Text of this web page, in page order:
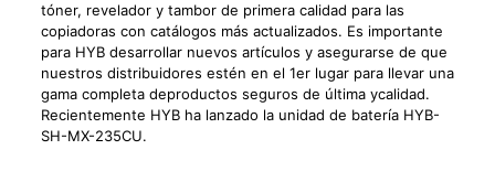
tóner, revelador y tambor de primera calidad para las
copiadoras con catálogos más actualizados. Es importante
para HYB desarrollar nuevos artículos y asegurarse de que
nuestros distribuidores estén en el 1er lugar para llevar una
gama completa deproductos seguros de última ycalidad.
Recientemente HYB ha lanzado la unidad de batería HYB-
SH-MX-235CU.